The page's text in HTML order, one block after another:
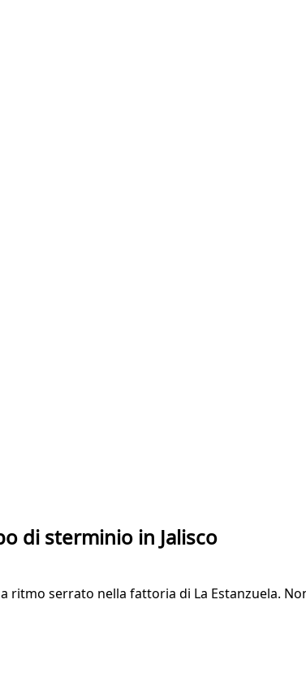
di sterminio in Jalisco
serrato nella fattoria di La Estanzuela.